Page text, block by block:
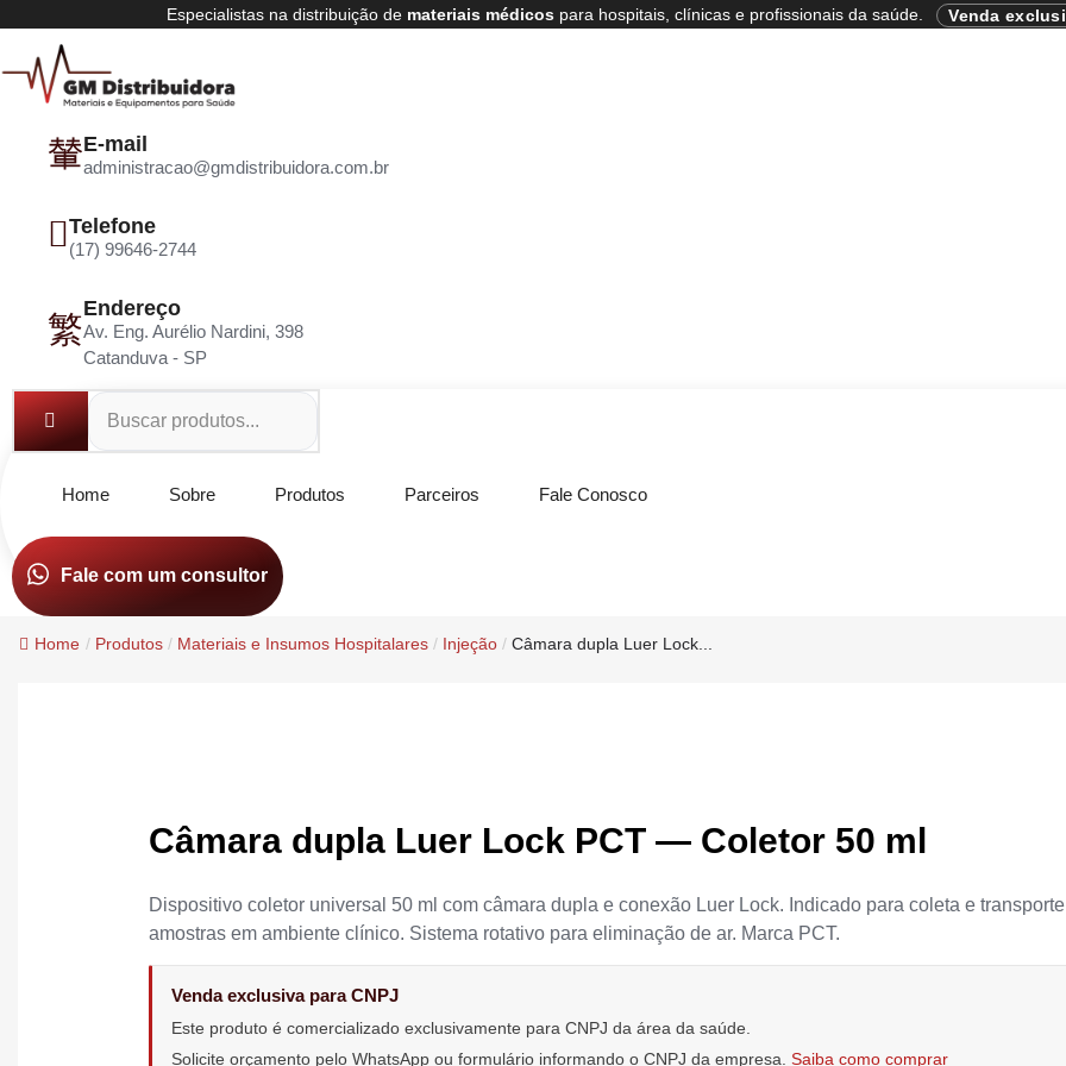
Especialistas na distribuição de materiais médicospara hospitais, clínicas e profissionais da saúde. Venda
E-mail
administracao@gmdistribuidora.com.br
Telefone
(17) 99646-2744
Endereço
Av. Eng. Aurélio Nardini, 398
Catanduva - SP
Home Sobre Produtos Parceiros Fale Conosco
Fale com um consultor
Home / Produtos / Materiais e Insumos Hospitalares / Injeção / Câmara dupla Luer Lock...
Câmara dupla Luer Lock PCT — Coletor 50 ml
Dispositivo coletor universal 50 ml com câmara dupla e conexão Luer Lock. Indicado para coleta e
amostras em ambiente clínico. Sistema rotativo para eliminação de ar. Marca PCT.
Venda exclusiva para CNPJ
Este produto é comercializado exclusivamente para CNPJ da área da saúde.
Solicite orçamento pelo WhatsApp ou formulário informando o CNPJ da empresa. Saiba como comprar